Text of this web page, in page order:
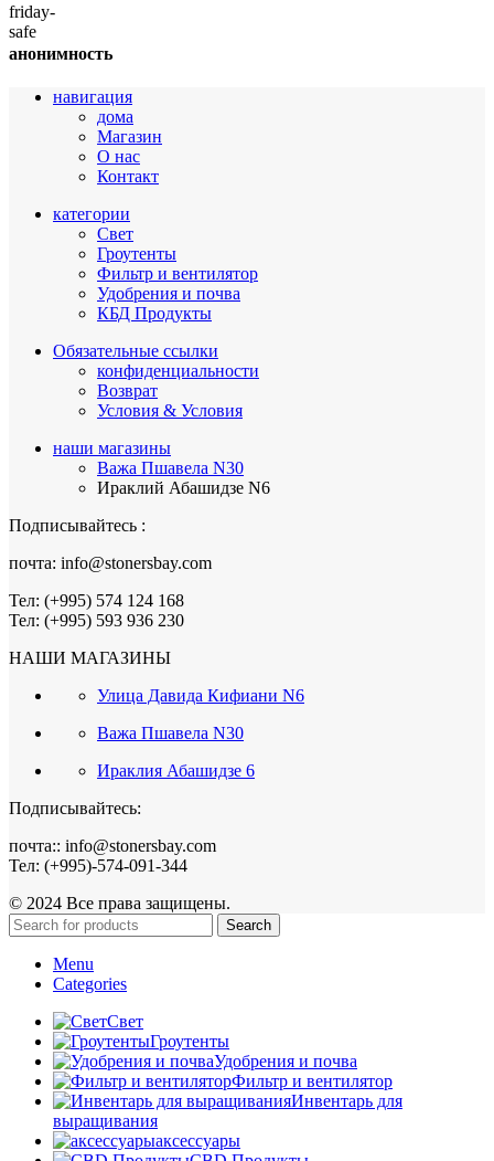
анонимность
навигация
дома
Магазин
О нас
Контакт
категории
Свет
Гроутенты
Фильтр и вентилятор
Удобрения и почва
КБД Продукты
Обязательные ссылки
конфиденциальности
Возврат
Условия & Условия
наши магазины
Важа Пшавела N30
Ираклий Абашидзе N6
Подписывайтесь :
почта: info@stonersbay.com
Тел: (+995) 574 124 168
Тел: (+995) 593 936 230
НАШИ МАГАЗИНЫ
Улица Давида Кифиани N6
Важа Пшавела N30
Ираклия Абашидзе 6
Подписывайтесь:
почта:: info@stonersbay.com
Тел: (+995)-574-091-344
© 2024 Все права защищены.
Search
Menu
Categories
Свет
Гроутенты
Удобрения и почва
Фильтр и вентилятор
Инвентарь для
выращивания
аксессуары